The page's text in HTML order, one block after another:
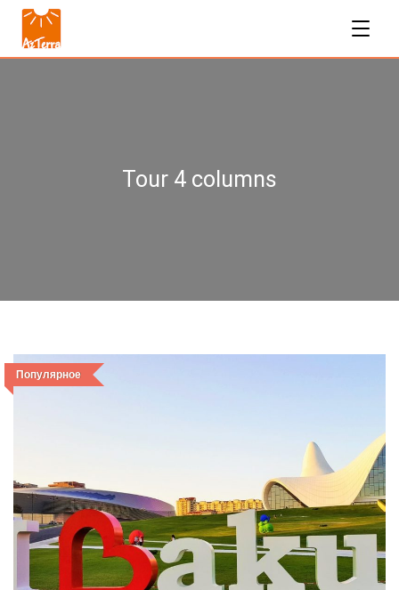
Tour 4 columns
Популярное